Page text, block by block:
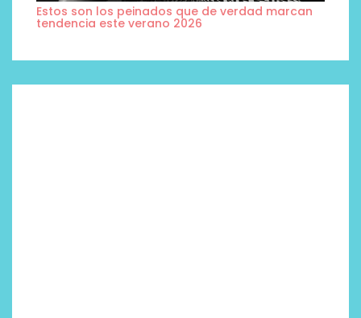
Estos son los peinados que de verdad marcan
tendencia este verano 2026